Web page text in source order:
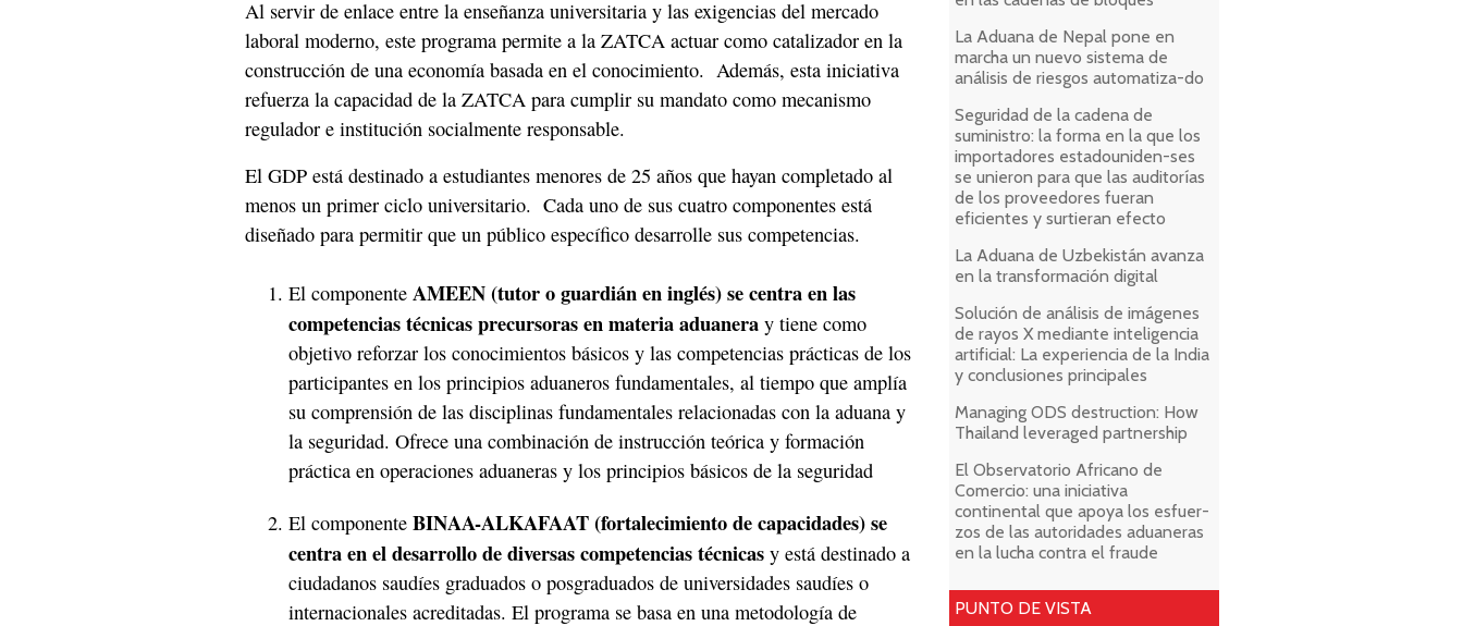
Al servir de enlace entre la enseñanza universitaria y las exigencias del mercado
laboral moderno, este programa permite a la ZATCA actuar como catalizador en la
construcción de una economía basada en el conocimiento. Además, esta iniciativa
refuerza la capacidad de la ZATCA para cumplir su mandato como mecanismo
regulador e institución socialmente responsable.
El GDP está destinado a estudiantes menores de 25 años que hayan completado al
menos un primer ciclo universitario. Cada uno de sus cuatro componentes está
diseñado para permitir que un público específico desarrolle sus competencias.
El componenteAMEEN (tutor o guardián en inglés) se centra en las
competencias técnicas precursoras en materia aduaneray tiene como
objetivo reforzar los conocimientos básicos y las competencias prácticas de los
participantes en los principios aduaneros fundamentales, al tiempo que amplía
su comprensión de las disciplinas fundamentales relacionadas con la aduana y
la seguridad. Ofrece una combinación de instrucción teórica y formación
práctica en operaciones aduaneras y los principios básicos de la seguridad
El componenteBINAA-ALKAFAAT (fortalecimiento de capacidades) se
centra en el desarrollo de diversas competencias técnicasy está destinado a
ciudadanos saudíes graduados o posgraduados de universidades saudíes o
internacionales acreditadas. El programa se basa en una metodología de
La Aduana de Nepal pone en
marcha un nuevo sistema de
análisis de riesgos automatiza-do
Seguridad de la cadena de
suministro: la forma en la que los
importadores estadouniden-ses
se unieron para que las auditorías
de los proveedores fueran
eficientes y surtieran efecto
La Aduana de Uzbekistán avanza
en la transformación digital
Solución de análisis de imágenes
de rayos X mediante inteligencia
artificial: La experiencia de la India
y conclusiones principales
Managing ODS destruction: How
Thailand leveraged partnership
El Observatorio Africano de
Comercio: una iniciativa
continental que apoya los esfuer-
zos de las autoridades aduaneras
en la lucha contra el fraude
PUNTO DE VISTA